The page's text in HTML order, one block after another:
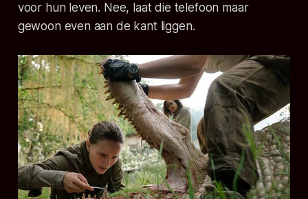
voor hun leven. Nee, laat die telefoon maar
gewoon even aan de kant liggen.